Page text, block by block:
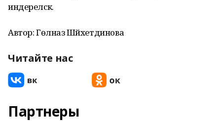
индереләсәк.
Автор: Гөлназ Шәйхетдинова
Читайте нас
Партнеры